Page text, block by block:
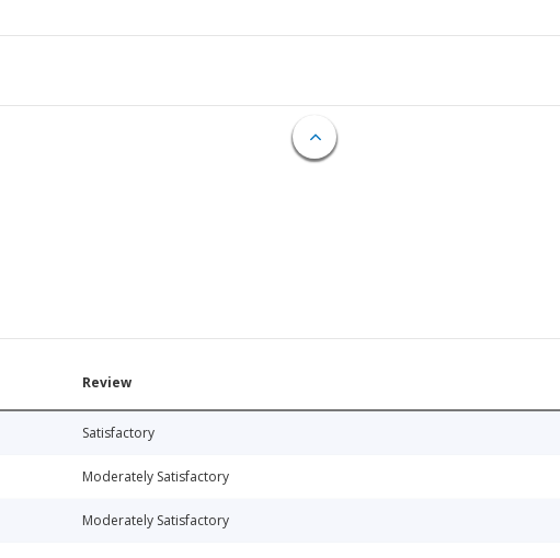
Review
Satisfactory
Moderately Satisfactory
Moderately Satisfactory